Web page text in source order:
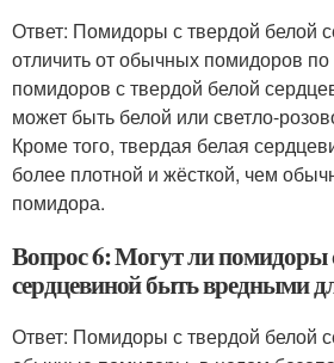
Ответ: Помидоры с твердой белой
отличить от обычных помидоров
помидоров с твердой белой
может быть белой или светло-
Кроме того, твердая белая
более плотной и жёсткой, чем
помидора.
Вопрос 6: Могут ли помидоры
сердцевиной быть вредными
Ответ: Помидоры с твердой белой